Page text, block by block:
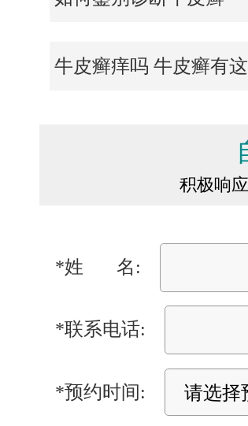
牛皮癣痒吗 牛皮癣有
积极响
*姓 名:
*联系电话:
*预约时间: